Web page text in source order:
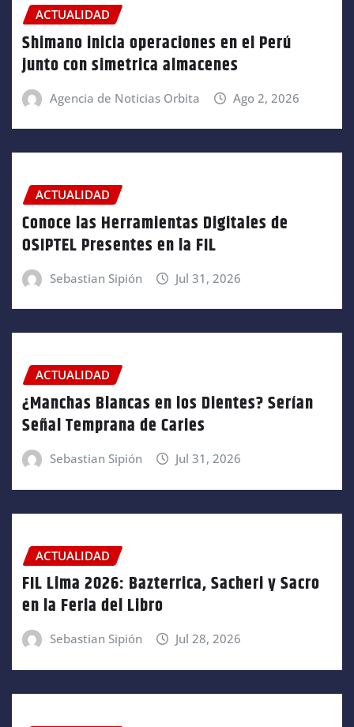
ACTUALIDAD
Shimano inicia operaciones en el Perú
junto con simetrica almacenes
Agencia de Noticias Orbita Ago 2, 2026
ACTUALIDAD
Conoce las Herramientas Digitales de
OSIPTEL Presentes en la FIL
Sebastian Sipión Jul 31, 2026
ACTUALIDAD
¿Manchas Blancas en los Dientes? Serían
Señal Temprana de Caries
Sebastian Sipión Jul 31, 2026
ACTUALIDAD
FIL Lima 2026: Bazterrica, Sacheri y Sacro
en la Feria del Libro
Sebastian Sipión Jul 28, 2026